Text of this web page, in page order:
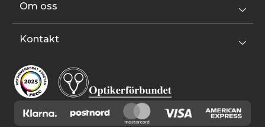
Om oss
Kontakt